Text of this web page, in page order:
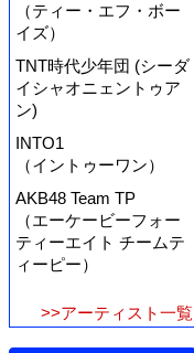
（ティー・エフ・ボー
イズ）
TNT時代少年団 (シーダ
イシャオニェントゥア
ン)
INTO1
（イントゥーワン）
AKB48 Team TP
（エーケービーフォー
ティーエイト チームテ
ィーピー）
>>アーティスト一覧